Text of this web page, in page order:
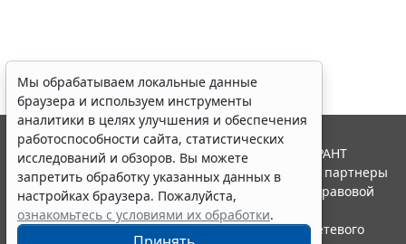
Мы обрабатываем локальные данные
браузера и используем инструменты
аналитики в целях улучшения и обеспечения
работоспособности сайта, статистических
исследований и обзоров. Вы можете
запретить обработку указанных данных в
настройках браузера. Пожалуйста,
ознакомьтесь с условиями их обработки.
© ООО "НПП "ГАРАНТ-СЕРВИС", 2026. Система ГАРАНТ
выпускается с 1990 года. Компания "Гарант" и ее партнеры
являются участниками Российской ассоциации правовой
информации ГАРАНТ.
Портал ГАРАНТ.РУ зарегистрирован в качестве сетевого